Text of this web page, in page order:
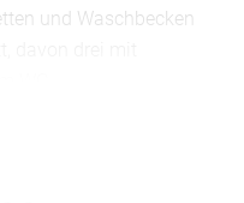
und Waschbecken
WC